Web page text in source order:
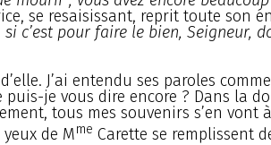
se resaisissant, reprit toute son
si c’est pour faire le bien, Seigneur,
J’ai entendu ses paroles
puis-je vous dire encore ? Dans la
tous mes souvenirs s’en vont
de Mme Carette se remplissent